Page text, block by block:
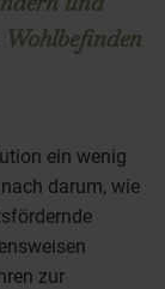
ein wenig
darum, wie
zur